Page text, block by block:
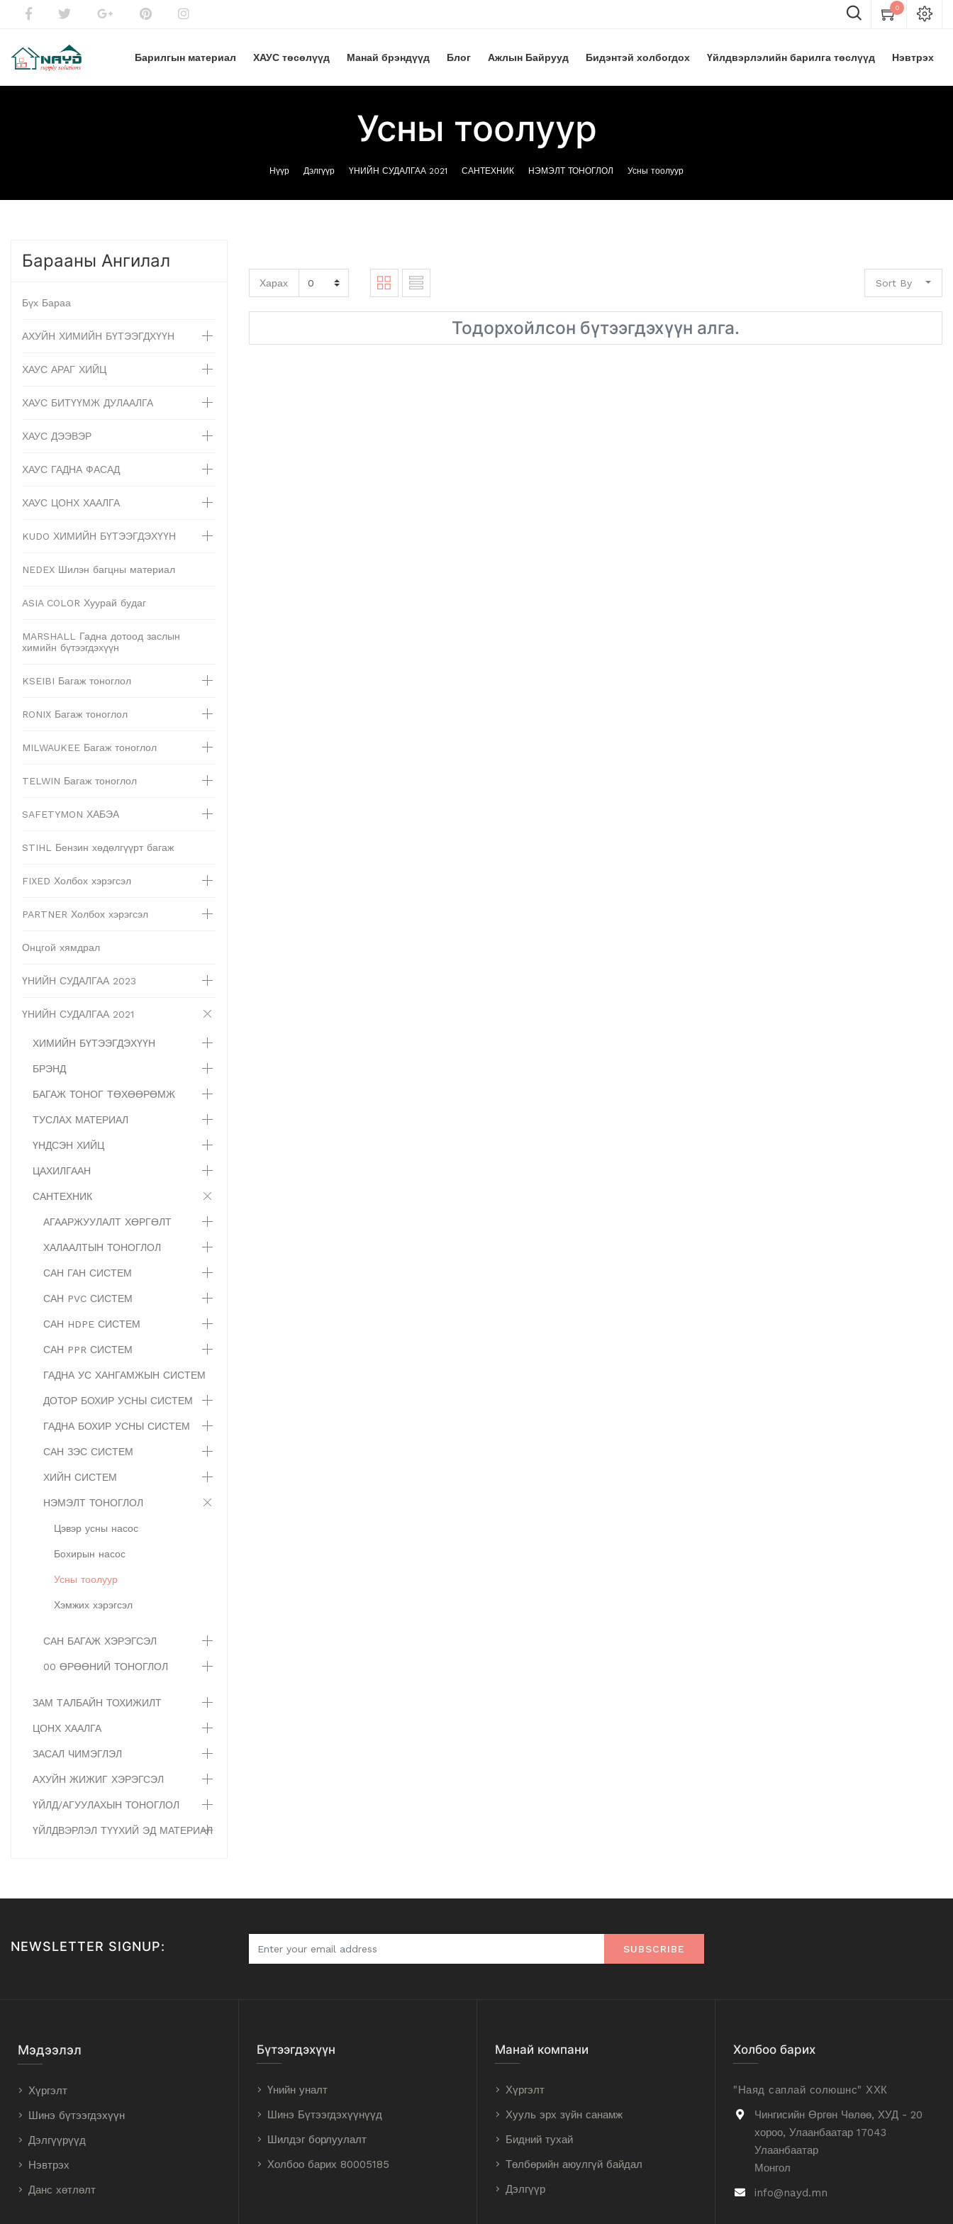
0
Барилгын материал ХАУС төсөлүүд Манай брэндүүд Блог Ажлын Байрууд Бидэнтэй холбогдох Үйлдвэрлэлийн барилга төслүүд Нэвтрэх
Усны тоолуур
Нүүр Дэлгүүр ҮНИЙН СУДАЛГАА 2021 САНТЕХНИК НЭМЭЛТ ТОНОГЛОЛ Усны тоолуур
Барааны Ангилал
Бүх Бараа
АХУЙН ХИМИЙН БҮТЭЭГДХҮҮН
ХАУС АРАГ ХИЙЦ
ХАУС БИТҮҮМЖ ДУЛААЛГА
ХАУС ДЭЭВЭР
ХАУС ГАДНА ФАСАД
ХАУС ЦОНХ ХААЛГА
KUDO ХИМИЙН БҮТЭЭГДЭХҮҮН
NEDEX Шилэн багцны материал
ASIA COLOR Хуурай будаг
MARSHALL Гадна дотоод заслын
химийн бүтээгдэхүүн
KSEIBI Багаж тоноглол
RONIX Багаж тоноглол
MILWAUKEE Багаж тоноглол
TELWIN Багаж тоноглол
SAFETYMON ХАБЭА
STIHL Бензин хөдөлгүүрт багаж
FIXED Холбох хэрэгсэл
PARTNER Холбох хэрэгсэл
Онцгой хямдрал
ҮНИЙН СУДАЛГАА 2023
ҮНИЙН СУДАЛГАА 2021
ХИМИЙН БҮТЭЭГДЭХҮҮН
БРЭНД
БАГАЖ ТОНОГ ТӨХӨӨРӨМЖ
ТУСЛАХ МАТЕРИАЛ
ҮНДСЭН ХИЙЦ
ЦАХИЛГААН
САНТЕХНИК
АГААРЖУУЛАЛТ ХӨРГӨЛТ
ХАЛААЛТЫН ТОНОГЛОЛ
САН ГАН СИСТЕМ
САН PVC СИСТЕМ
САН HDPE СИСТЕМ
САН PPR СИСТЕМ
ГАДНА УС ХАНГАМЖЫН СИСТЕМ
ДОТОР БОХИР УСНЫ СИСТЕМ
ГАДНА БОХИР УСНЫ СИСТЕМ
САН ЗЭС СИСТЕМ
ХИЙН СИСТЕМ
НЭМЭЛТ ТОНОГЛОЛ
Цэвэр усны насос
Бохирын насос
Усны тоолуур
Хэмжих хэрэгсэл
САН БАГАЖ ХЭРЭГСЭЛ
00 ӨРӨӨНИЙ ТОНОГЛОЛ
ЗАМ ТАЛБАЙН ТОХИЖИЛТ
ЦОНХ ХААЛГА
ЗАСАЛ ЧИМЭГЛЭЛ
АХУЙН ЖИЖИГ ХЭРЭГСЭЛ
ҮЙЛД/АГУУЛАХЫН ТОНОГЛОЛ
ҮЙЛДВЭРЛЭЛ ТҮҮХИЙ ЭД МАТЕРИАЛ
Харах Sort By
Тодорхойлсон бүтээгдэхүүн алга.
NEWSLETTER SIGNUP: SUBSCRIBE
Мэдээлэл
Хүргэлт
Шинэ бүтээгдэхүүн
Дэлгүүрүүд
Нэвтрэх
Данс хөтлөлт
Бүтээгдэхүүн
Үнийн уналт
Шинэ Бүтээгдэхүүнүүд
Шилдэг борлуулалт
Холбоо барих 80005185
Манай компани
Хүргэлт
Хууль эрх зүйн санамж
Бидний тухай
Төлбөрийн аюулгүй байдал
Дэлгүүр
Холбоо барих
"Наяд саплай солюшнс" ХХК
Чингисийн Өргөн Чөлөө, ХУД - 20
хороо, Улаанбаатар 17043
Улаанбаатар
Монгол
info@nayd.mn